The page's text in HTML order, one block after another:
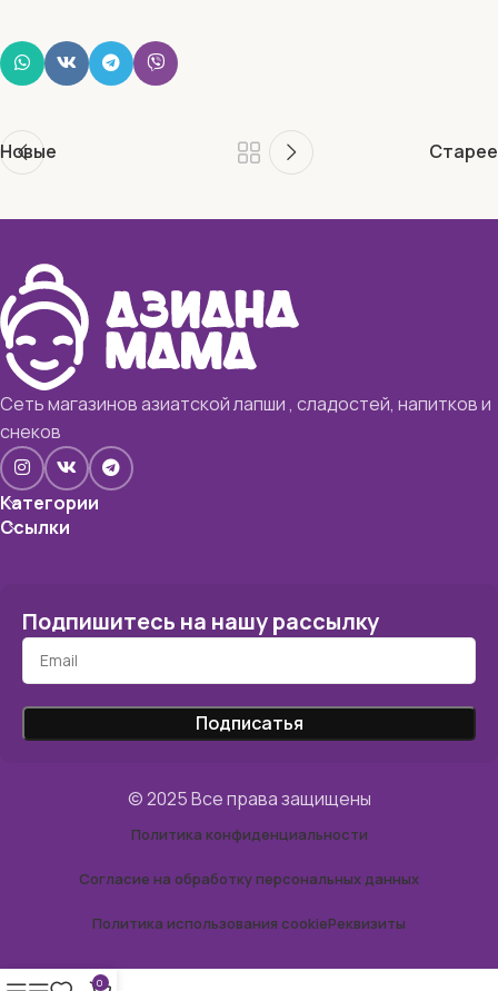
Новые Старее
Сеть магазинов азиатской лапши , сладостей, напитков и
снеков
Категории
Ссылки
Подпишитесь на нашу рассылку
© 2025 Все права защищены
Политика конфиденциальности
Согласие на обработку персональных данных
Политика использования cookieРеквизиты
0